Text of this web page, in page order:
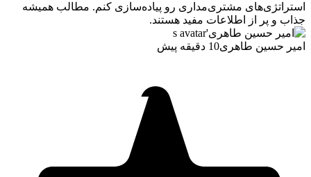
استراتژی‌های مشتری‌مداری رو پیاده‌سازی کنم. مطالب همیشه
جذاب و پر از اطلاعات مفید هستند.
امیر حسین طاهری10 دقیقه پیش